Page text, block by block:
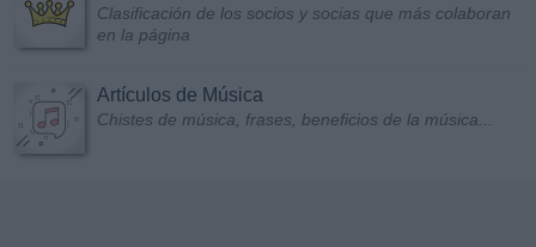
Clasificación de los socios y socias que más colaboran
en la página
Artículos de Música
Chistes de música, frases, beneficios de la música...